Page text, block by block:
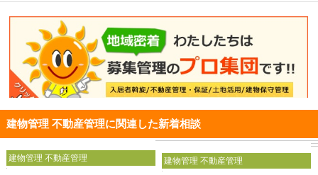
建物管理 不動産管理に関連した新着相談
建物管理 不動産管理 建物管理 不動産管理